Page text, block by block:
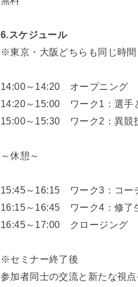
6.スケジュール
※東京・大阪どちらも同じ時間
14:00～14:20 オープニング
14:20～15:00 ワーク1：選手
15:00～15:30 ワーク2：異競
～休憩～
15:45～16:15 ワーク3：コー
16:15～16:45 ワーク4：修了
16:45～17:00 クロージング
※セミナー終了後
参加者同士の交流と新たな視